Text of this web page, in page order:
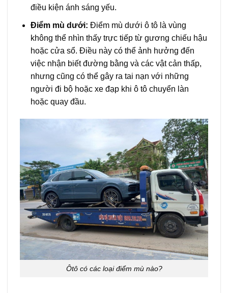
điều kiện ánh sáng yếu.
Điểm mù dưới: Điểm mù dưới ô tô là vùng
không thể nhìn thấy trực tiếp từ gương chiếu hậu
hoặc cửa sổ. Điều này có thể ảnh hưởng đến
việc nhận biết đường bằng và các vật cản thấp,
nhưng cũng có thể gây ra tai nạn với những
người đi bộ hoặc xe đạp khi ô tô chuyển làn
hoặc quay đầu.
Ôtô có các loại điểm mù nào?